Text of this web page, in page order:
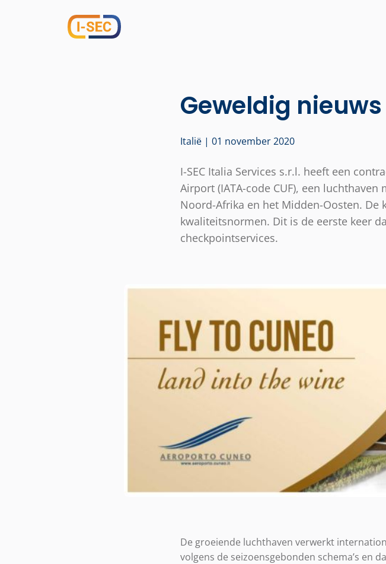
Geweldig
Italië | 01 november 2020
I-SEC Italia Services s.r.l. heeft een
Airport (IATA-code CUF), een
Noord-Afrika en het Midden-Oosten. De
kwaliteitsnormen. Dit is de eerste keer
checkpointservices.
De groeiende luchthaven verwerkt
volgens de seizoensgebonden schema’s en